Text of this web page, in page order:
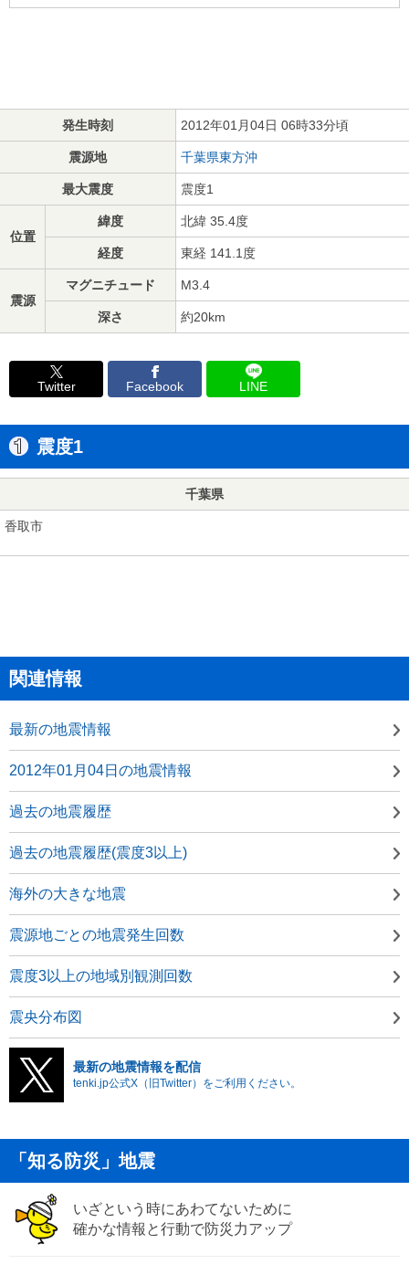
発生時刻 2012年01月04日 06時33分頃
震源地 千葉県東方沖
最大震度 震度1
位置
緯度 北緯 35.4度
経度 東経 141.1度
震源
マグニチュード M3.4
深さ 約20km
Twitter Facebook LINE
震度1
千葉県
香取市
関連情報
最新の地震情報
2012年01月04日の地震情報
過去の地震履歴
過去の地震履歴(震度3以上)
海外の大きな地震
震源地ごとの地震発生回数
震度3以上の地域別観測回数
震央分布図
最新の地震情報を配信
tenki.jp公式X（旧Twitter）をご利用ください。
「知る防災」地震
いざという時にあわてないために
確かな情報と行動で防災力アップ